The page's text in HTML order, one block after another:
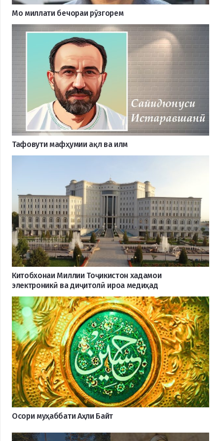
Мо миллати бечораи рӯзгорем
Тафовути мафҳумии ақл ва илм
Китобхонаи Миллии Тоҷикистон хадамои
электроникӣ ва диҷитолӣ ироа медиҳад
Осори муҳаббати Аҳли Байт